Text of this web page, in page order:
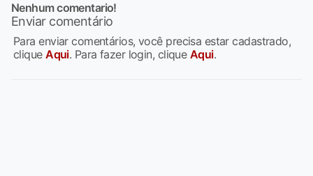
Nenhum comentario!
Enviar comentário
Para enviar comentários, você precisa estar cadastrado,
cliqueAqui. Para fazer login, clique Aqui.